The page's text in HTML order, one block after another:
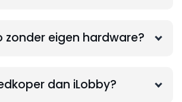
zonder eigen hardware?
dan iLobby?